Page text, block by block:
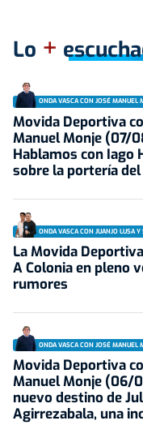
Lo +
ONDA VASCA CON JOSÉ MANUEL
Movida Deportiva
Manuel Monje (07/
Hablamos con Iago
sobre la portería
ONDA VASCA CON JUANJO LUSA Y
La Movida
A Colonia en pleno
rumores
ONDA VASCA CON JOSÉ MANUEL
Movida Deportiva
Manuel Monje (06/
nuevo destino de
Agirrezabala, una